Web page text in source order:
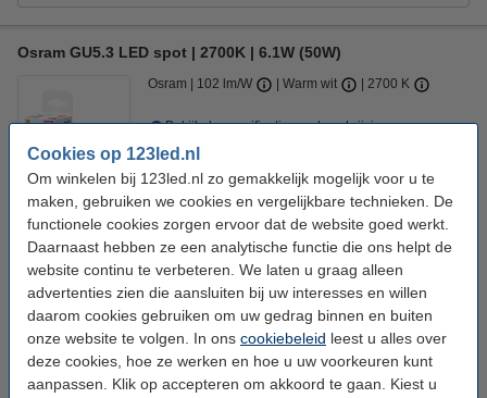
Cookies op 123led.nl
Om winkelen bij 123led.nl zo gemakkelijk mogelijk voor u te
maken, gebruiken we cookies en vergelijkbare technieken. De
functionele cookies zorgen ervoor dat de website goed werkt.
Daarnaast hebben ze een analytische functie die ons helpt de
website continu te verbeteren. We laten u graag alleen
advertenties zien die aansluiten bij uw interesses en willen
daarom cookies gebruiken om uw gedrag binnen en buiten
onze website te volgen. In ons cookiebeleid leest u alles over
deze cookies, hoe ze werken en hoe u uw voorkeuren kunt
aanpassen. Klik op accepteren om akkoord te gaan. Kiest u
Osram GU5.3 LED spot | 2700K | 6.1W (50W)
Osram 102 lm/W Warm wit 2700 K
Bekijk de specificaties en beschrijving
Direct leverbaar
Nu bestellen is maandag in huis
€ 7,95 Bestellen
Aanbieding:
Voordeelverpakking | 6 stuks
€ 44,50
Bestel mee: